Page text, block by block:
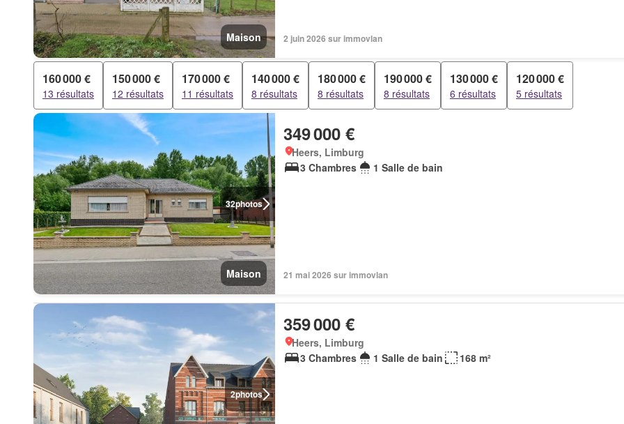
Maison 2 juin 2026 sur immovlan
160 000 €
13 résultats
150 000 €
12 résultats
170 000 €
11 résultats
140 000 €
8 résultats
180 000 €
8 résultats
190 000 €
8 résultats
130 000 €
6 résultats
120 000 €
5 résultats
32photos
Maison
349 000 €
Heers, Limburg
3 Chambres
1 Salle de bain
21 mai 2026 sur immovlan
2photos
359 000 €
Heers, Limburg
3 Chambres
1 Salle de bain 168 m²